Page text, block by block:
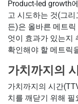
Product-led growth
고 시도하는 것(그
든)은 올바른 메트
엇이 효과가 있는지
확인해야 할 메트릭
가치까지의
가치까지의 시간
치를 깨닫기 위해